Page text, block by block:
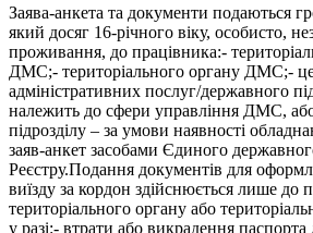
Заява-анкета та документи подаються
який досяг 16-річного віку, особисто,
проживання, до працівника:-
ДМС;- територіального органу ДМС;-
адміністративних послуг/державного
належить до сфери управління ДМС,
підрозділу – за умови наявності
заяв-анкет засобами Єдиного
Реєстру.Подання документів для
виїзду за кордон здійснюється лише до
територіального органу або
у разі:- втрати або викрадення паспорта